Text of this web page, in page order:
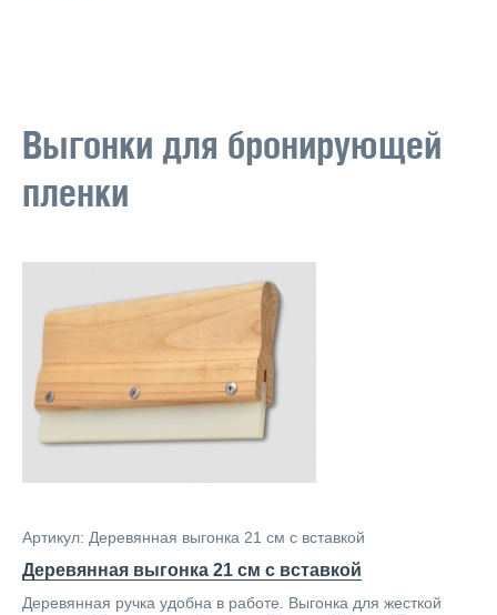
Выгонки для бронирующей
пленки
Артикул: Деревянная выгонка 21 см с вставкой
Деревянная выгонка 21 см с вставкой
Деревянная ручка удобна в работе. Выгонка для жесткой